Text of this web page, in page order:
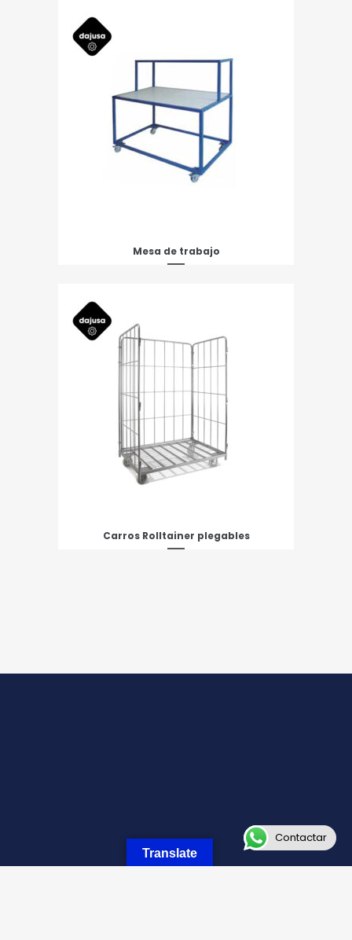
Mesa de trabajo
Carros Rolltainer plegables
Translate
Contactar